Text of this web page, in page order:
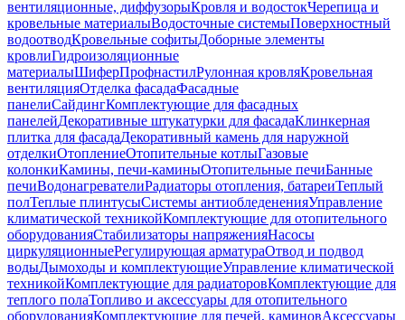
вентиляционные, диффузорыКровля и водостокЧерепица и
кровельные материалыВодосточные системыПоверхностный
водоотводКровельные софитыДоборные элементы
кровлиГидроизоляционные
материалыШиферПрофнастилРулонная кровляКровельная
вентиляцияОтделка фасадаФасадные
панелиСайдингКомплектующие для фасадных
панелейДекоративные штукатурки для фасадаКлинкерная
плитка для фасадаДекоративный камень для наружной
отделкиОтоплениеОтопительные котлыГазовые
колонкиКамины, печи-каминыОтопительные печиБанные
печиВодонагревателиРадиаторы отопления, батареиТеплый
полТеплые плинтусыСистемы антиобледененияУправление
климатической техникойКомплектующие для отопительного
оборудованияСтабилизаторы напряженияНасосы
циркуляционныеРегулирующая арматураОтвод и подвод
водыДымоходы и комплектующиеУправление климатической
техникойКомплектующие для радиаторовКомплектующие для
теплого полаТопливо и аксессуары для отопительного
оборудованияКомплектующие для печей, каминовАксессуары